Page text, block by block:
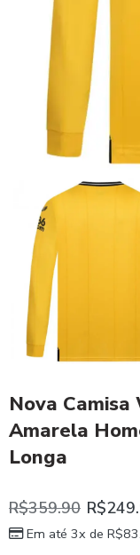
Nova
Amarela
Longa
R$359.90 R$
Em até 3x de R$